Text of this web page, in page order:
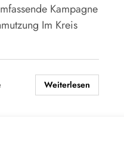
Kampagne
Im Kreis
Weiterlesen